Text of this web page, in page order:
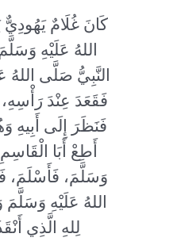
كَانَ غُلَامٌ
اللهُ عَلَيْهِ
النَّبِيُّ صَلَّى اللهُ
فَقَعَدَ عِنْدَ
فَنَظَرَ إِلَى أَبِيهِ
أَطِعْ أَبَا
وَسَلَّمَ، فَأَسْلَمَ،
اللهُ عَلَيْهِ
لِلهِ الَّذِي